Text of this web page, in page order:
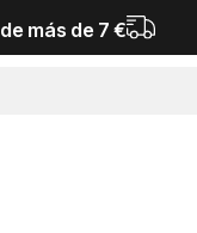
más de 7 €